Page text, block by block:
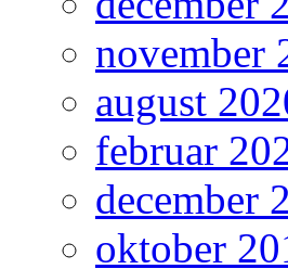
november
august
februar
december
oktober